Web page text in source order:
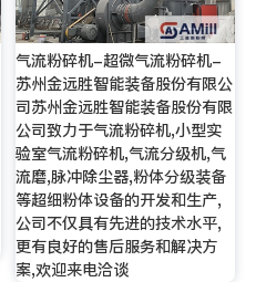
气流粉碎机-超微气流粉碎机-
苏州金远胜智能装备股份有限公
司苏州金远胜智能装备股份有限
公司致力于气流粉碎机,小型实
验室气流粉碎机,气流分级机,气
流磨,脉冲除尘器,粉体分级装备
等超细粉体设备的开发和生产,
公司不仅具有先进的技术水平,
更有良好的售后服务和解决方
案,欢迎来电洽谈